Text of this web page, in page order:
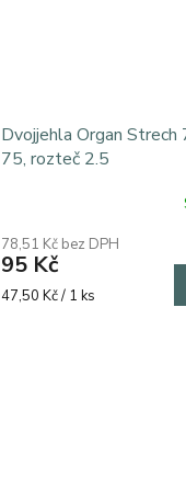
Dvojjehla Organ
75, rozteč 2.5
produktu
je
5,0
78,51 Kč bez DPH
95 Kč
Měrná
47,50 Kč / 1 ks